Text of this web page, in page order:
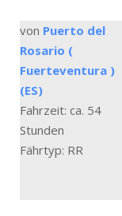
von Puerto del
Rosario (
Fuerteventura )
(ES)
Fahrzeit: ca. 54
Stunden
Fährtyp: RR